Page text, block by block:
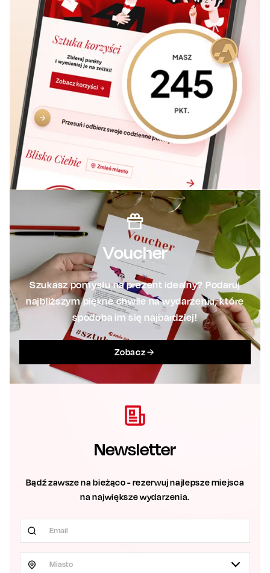
Voucher
Szukasz pomysłu na prezent idealny? Podaruj
najbliższym piękne chwile na wydarzeniu, które
spodoba im się najbardziej!
Zobacz
Newsletter
Bądź zawsze na bieżąco - rezerwuj najlepsze miejsca
na największe wydarzenia.
Miasto